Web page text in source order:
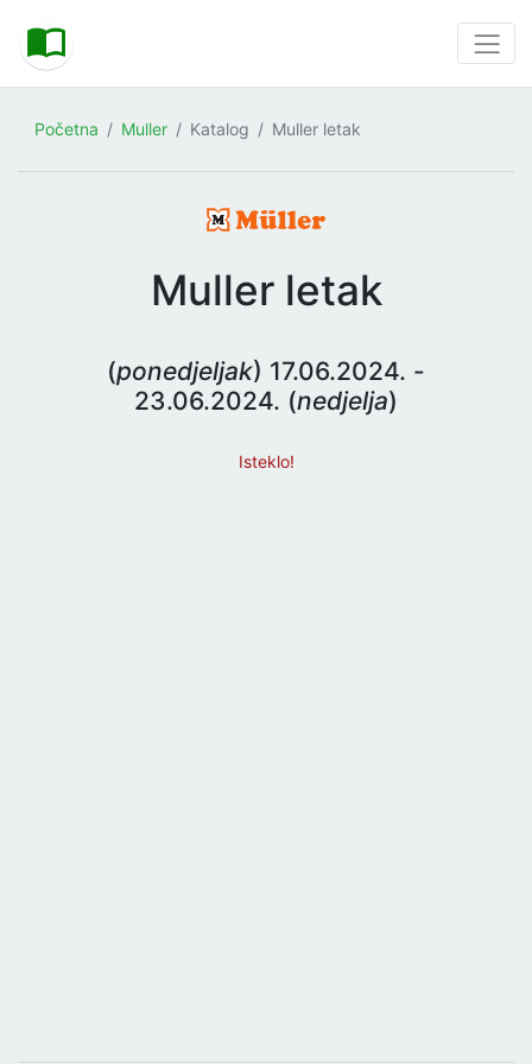
Početna Muller Katalog Muller letak
Muller letak
(ponedjeljak) 17.06.2024. -
23.06.2024. (nedjelja)
Isteklo!